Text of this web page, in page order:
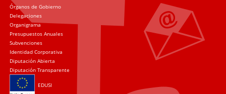
Órganos de Gobierno
Delegaciones
Organigrama
Presupuestos Anuales
Subvenciones
Identidad Corporativa
Diputación Abierta
Diputación Transparente
EDUSI